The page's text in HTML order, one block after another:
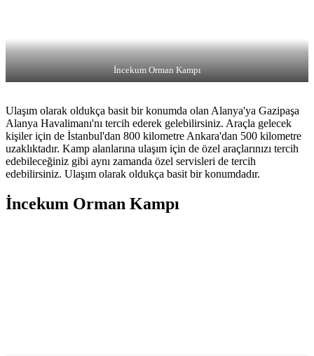
İncekum Orman Kampı
Ulaşım olarak oldukça basit bir konumda olan Alanya'ya Gazipaşa
Alanya Havalimanı'nı tercih ederek gelebilirsiniz. Araçla gelecek
kişiler için de İstanbul'dan 800 kilometre Ankara'dan 500 kilometre
uzaklıktadır. Kamp alanlarına ulaşım için de özel araçlarınızı tercih
edebileceğiniz gibi aynı zamanda özel servisleri de tercih
edebilirsiniz. Ulaşım olarak oldukça basit bir konumdadır.
İncekum Orman Kampı